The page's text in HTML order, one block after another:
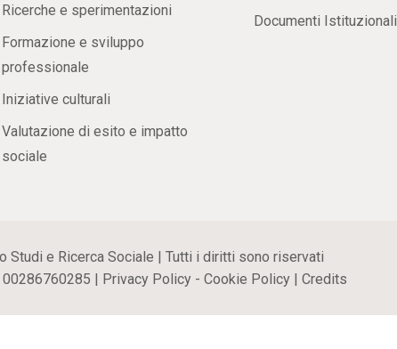
Ricerche e sperimentazioni
Formazione e sviluppo
professionale
Iniziative culturali
Valutazione di esito e impatto
sociale
Documenti Istituzionali
Studi e Ricerca Sociale | Tutti i diritti sono riservati
| Privacy Policy - Cookie Policy | Credits